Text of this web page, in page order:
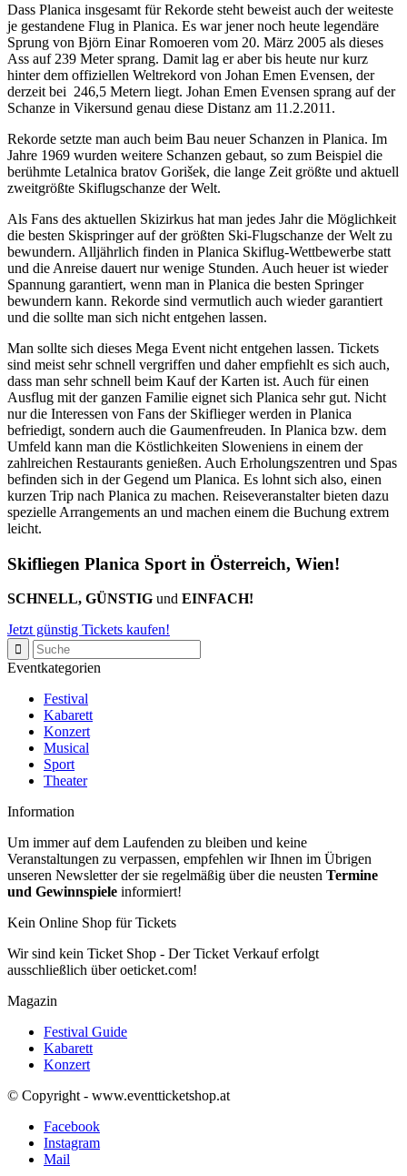
Dass Planica insgesamt für Rekorde steht beweist auch der weiteste
je gestandene Flug in Planica. Es war jener noch heute legendäre
Sprung von Björn Einar Romoeren vom 20. März 2005 als dieses
Ass auf 239 Meter sprang. Damit lag er aber bis heute nur kurz
hinter dem offiziellen Weltrekord von Johan Emen Evensen, der
derzeit bei 246,5 Metern liegt. Johan Emen Evensen sprang auf der
Schanze in Vikersund genau diese Distanz am 11.2.2011.
Rekorde setzte man auch beim Bau neuer Schanzen in Planica. Im
Jahre 1969 wurden weitere Schanzen gebaut, so zum Beispiel die
berühmte Letalnica bratov Gorišek, die lange Zeit größte und aktuell
zweitgrößte Skiflugschanze der Welt.
Als Fans des aktuellen Skizirkus hat man jedes Jahr die Möglichkeit
die besten Skispringer auf der größten Ski-Flugschanze der Welt zu
bewundern. Alljährlich finden in Planica Skiflug-Wettbewerbe statt
und die Anreise dauert nur wenige Stunden. Auch heuer ist wieder
Spannung garantiert, wenn man in Planica die besten Springer
bewundern kann. Rekorde sind vermutlich auch wieder garantiert
und die sollte man sich nicht entgehen lassen.
Man sollte sich dieses Mega Event nicht entgehen lassen. Tickets
sind meist sehr schnell vergriffen und daher empfiehlt es sich auch,
dass man sehr schnell beim Kauf der Karten ist. Auch für einen
Ausflug mit der ganzen Familie eignet sich Planica sehr gut. Nicht
nur die Interessen von Fans der Skiflieger werden in Planica
befriedigt, sondern auch die Gaumenfreuden. In Planica bzw. dem
Umfeld kann man die Köstlichkeiten Sloweniens in einem der
zahlreichen Restaurants genießen. Auch Erholungszentren und Spas
befinden sich in der Gegend um Planica. Es lohnt sich also, einen
kurzen Trip nach Planica zu machen. Reiseveranstalter bieten dazu
spezielle Arrangements an und machen einem die Buchung extrem
leicht.
Skifliegen Planica Sport in Österreich, Wien!
SCHNELL, GÜNSTIG und EINFACH!
Jetzt günstig Tickets kaufen!
Eventkategorien
Festival
Kabarett
Konzert
Musical
Sport
Theater
Information
Um immer auf dem Laufenden zu bleiben und keine
Veranstaltungen zu verpassen, empfehlen wir Ihnen im Übrigen
unseren Newsletter der sie regelmäßig über die neusten Termine
und Gewinnspiele informiert!
Kein Online Shop für Tickets
Wir sind kein Ticket Shop - Der Ticket Verkauf erfolgt
ausschließlich über oeticket.com!
Magazin
Festival Guide
Kabarett
Konzert
© Copyright - www.eventticketshop.at
Facebook
Instagram
Mail